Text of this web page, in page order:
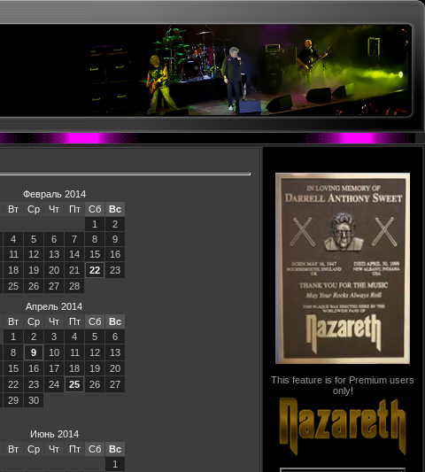
Февраль 2014
Вт Ср Чт Пт Сб
Вс
1
2
4 5 6 7 8
9
11 12 13 14 15
16
18 19 20 21 22
23
25 26 27
28
Апрель 2014
Вт Ср Чт Пт Сб
Вс
1
2 3 4 5
6
8 9 10 11 12
13
15 16 17 18 19
20
22 23 24 25 26
27
29 30
Июнь 2014
Вт Ср Чт Пт Сб
Вс
1
This feature is for Premium users
only!